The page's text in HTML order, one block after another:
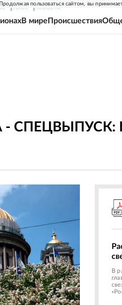
пользоваться сайтом, вы
СОЮЗ НОВОСТИ
В мире Происшествия
-
В